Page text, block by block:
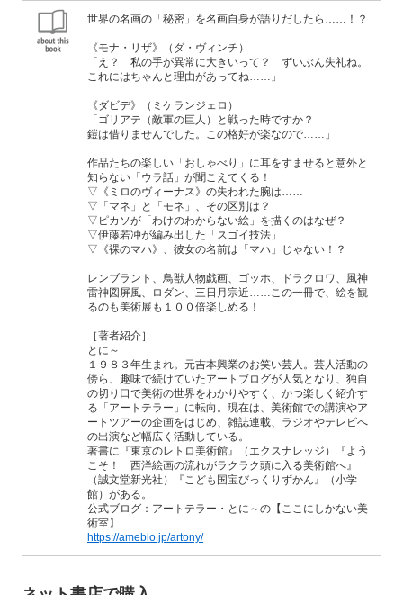
世界の名画の「秘密」を名画自身が語りだしたら……！？
《モナ・リザ》（ダ・ヴィンチ）
「え？ 私の手が異常に大きいって？ ずいぶん失礼ね。
これにはちゃんと理由があってね……」
《ダビデ》（ミケランジェロ）
「ゴリアテ（敵軍の巨人）と戦った時ですか？
鎧は借りませんでした。この格好が楽なので……」
作品たちの楽しい「おしゃべり」に耳をすませると意外と
知らない「ウラ話」が聞こえてくる！
▽《ミロのヴィーナス》の失われた腕は……
▽「マネ」と「モネ」、その区別は？
▽ピカソが「わけのわからない絵」を描くのはなぜ？
▽伊藤若冲が編み出した「スゴイ技法」
▽《裸のマハ》、彼女の名前は「マハ」じゃない！？
レンブラント、鳥獣人物戯画、ゴッホ、ドラクロワ、風神
雷神図屏風、ロダン、三日月宗近……この一冊で、絵を観
るのも美術展も１００倍楽しめる！
［著者紹介］
とに～
１９８３年生まれ。元吉本興業のお笑い芸人。芸人活動の
傍ら、趣味で続けていたアートブログが人気となり、独自
の切り口で美術の世界をわかりやすく、かつ楽しく紹介す
る「アートテラー」に転向。現在は、美術館での講演やア
ートツアーの企画をはじめ、雑誌連載、ラジオやテレビへ
の出演など幅広く活動している。
著書に『東京のレトロ美術館』（エクスナレッジ）『よう
こそ！ 西洋絵画の流れがラクラク頭に入る美術館へ』
（誠文堂新光社）『こども国宝びっくりずかん』（小学
館）がある。
公式ブログ：アートテラー・とに～の【ここにしかない美
術室】
https://ameblo.jp/artony/